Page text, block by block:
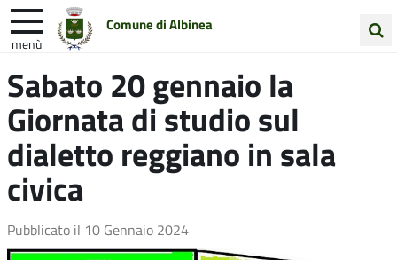
Comune di Albinea
menù
nel
sito
Entra in Comune Vivi Albinea
Unione Colline Matildiche
Sabato 20 gennaio la
Giornata di studio sul
dialetto reggiano in sala
civica
Pubblicato il 10 Gennaio 2024